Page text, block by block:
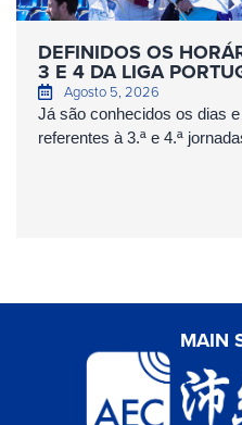
DEFINIDOS OS
3 E 4 DA LIGA
Agosto 5, 2026
Já são conhecidos os dias
referentes à 3.ª e 4.ª
MAIN